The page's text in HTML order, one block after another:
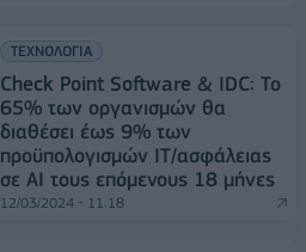
ΤΕΧΝΟΛΟΓΙΑ
Check Point Software & IDC: Το
65% των οργανισμών θα
διαθέσει έως 9% των
προϋπολογισμών IT/ασφάλειας
σε AI τους επόμενους 18 μήνες
12/03/2024 - 11:18